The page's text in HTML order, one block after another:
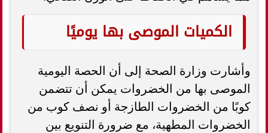
الكميات الموصى بها يوميًا
وأشارت وزارة الصحة إلى أن الحصة اليومية
الموصى بها من الخضروات يمكن أن تتضمن
كوبًا من الخضروات الطازجة أو نصف كوب من
الخضروات المطهية، مع ضرورة التنويع بين